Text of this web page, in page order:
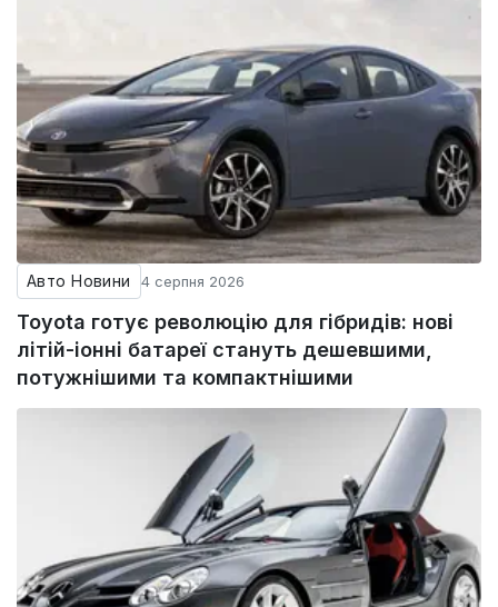
Авто Новини 4 серпня 2026
Toyota готує революцію для гібридів: нові
літій-іонні батареї стануть дешевшими,
потужнішими та компактнішими